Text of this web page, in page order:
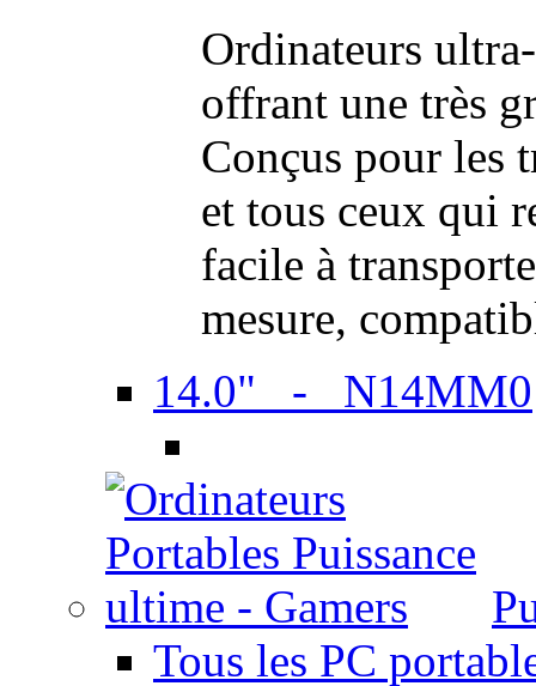
Ordinateurs
offrant une très
Conçus pour les
et tous ceux qui
facile à
mesure,
14.0" - N14MM0
Tous les PC